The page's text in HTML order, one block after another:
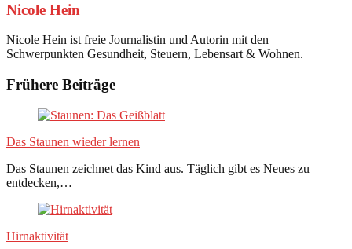
Nicole Hein
Nicole Hein ist freie Journalistin und Autorin mit den
Schwerpunkten Gesundheit, Steuern, Lebensart & Wohnen.
Frühere Beiträge
Das Staunen wieder lernen
Das Staunen zeichnet das Kind aus. Täglich gibt es Neues zu
entdecken,…
Hirnaktivität